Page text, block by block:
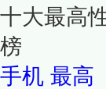
十大最高
榜
手机 最高